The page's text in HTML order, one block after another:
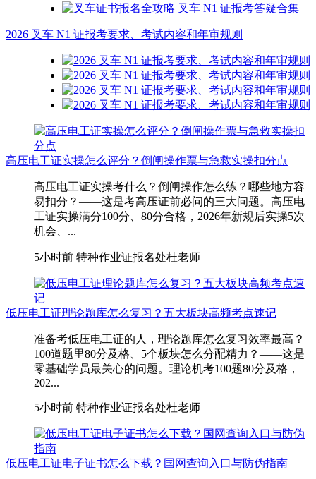
2026 叉车 N1 证报考要求、考试内容和年审规则
高压电工证实操怎么评分？倒闸操作票与急救实操扣分点
高压电工证实操考什么？倒闸操作怎么练？哪些地方容
易扣分？——这是考高压证前必问的三大问题。高压电
工证实操满分100分、80分合格，2026年新规后实操5次
机会、...
5小时前 特种作业证报名处杜老师
低压电工证理论题库怎么复习？五大板块高频考点速记
准备考低压电工证的人，理论题库怎么复习效率最高？
100道题里80分及格、5个板块怎么分配精力？——这是
零基础学员最关心的问题。理论机考100题80分及格，
202...
5小时前 特种作业证报名处杜老师
低压电工证电子证书怎么下载？国网查询入口与防伪指南